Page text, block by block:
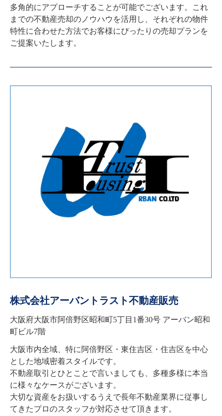
多角的にアプローチすることが可能でございます。これ
までの不動産売却のノウハウを活用し、それぞれの物件
特性に合わせた方法でお客様にぴったりの売却プランを
ご提案いたします。
株式会社アーバントラスト不動産販売
大阪府大阪市阿倍野区昭和町5丁目1番30号 アーバン昭和
町ビル7階
大阪市内全域、特に阿倍野区・東住吉区・住吉区を中心
とした地域密着スタイルです。
不動産取引とひとことで言いましても、多種多様に本当
に様々なケースがございます。
大切な資産をお扱いするうえで長年不動産業界に従事し
てきたプロのスタッフが対応させて頂きます。